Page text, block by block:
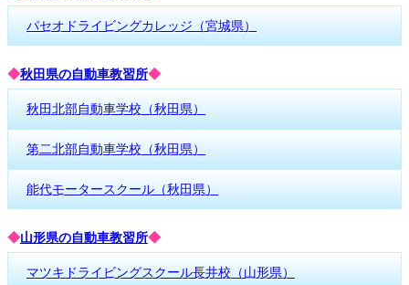
パセオドライビングカレッジ（宮城県）
◆秋田県の自動車教習所◆
秋田北部自動車学校（秋田県）
第二北部自動車学校（秋田県）
能代モータースクール（秋田県）
◆山形県の自動車教習所◆
マツキドライビングスクール長井校（山形県）